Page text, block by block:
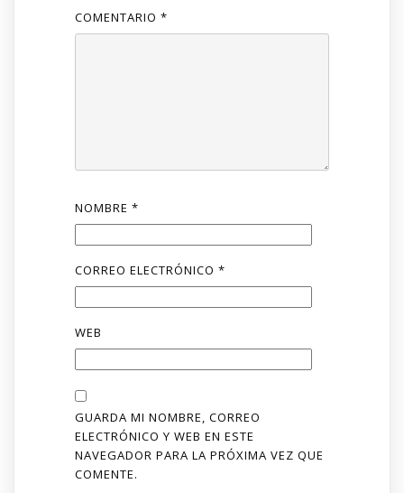
COMENTARIO *
NOMBRE *
CORREO ELECTRÓNICO *
WEB
GUARDA MI NOMBRE, CORREO
ELECTRÓNICO Y WEB EN ESTE
NAVEGADOR PARA LA PRÓXIMA VEZ QUE
COMENTE.